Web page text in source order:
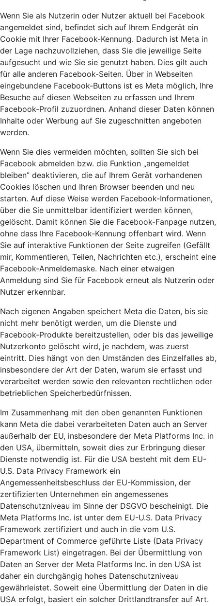
Wenn Sie als Nutzerin oder Nutzer aktuell bei Facebook
angemeldet sind, befindet sich auf Ihrem Endgerät ein
Cookie mit Ihrer Facebook-Kennung. Dadurch ist Meta in
der Lage nachzuvollziehen, dass Sie die jeweilige Seite
aufgesucht und wie Sie sie genutzt haben. Dies gilt auch
für alle anderen Facebook-Seiten. Über in Webseiten
eingebundene Facebook-Buttons ist es Meta möglich, Ihre
Besuche auf diesen Webseiten zu erfassen und Ihrem
Facebook-Profil zuzuordnen. Anhand dieser Daten können
Inhalte oder Werbung auf Sie zugeschnitten angeboten
werden.
Wenn Sie dies vermeiden möchten, sollten Sie sich bei
Facebook abmelden bzw. die Funktion „angemeldet
bleiben” deaktivieren, die auf Ihrem Gerät vorhandenen
Cookies löschen und Ihren Browser beenden und neu
starten. Auf diese Weise werden Facebook-Informationen,
über die Sie unmittelbar identifiziert werden können,
gelöscht. Damit können Sie die Facebook-Fanpage nutzen,
ohne dass Ihre Facebook-Kennung offenbart wird. Wenn
Sie auf interaktive Funktionen der Seite zugreifen (Gefällt
mir, Kommentieren, Teilen, Nachrichten etc.), erscheint eine
Facebook-Anmeldemaske. Nach einer etwaigen
Anmeldung sind Sie für Facebook erneut als Nutzerin oder
Nutzer erkennbar.
Nach eigenen Angaben speichert Meta die Daten, bis sie
nicht mehr benötigt werden, um die Dienste und
Facebook-Produkte bereitzustellen, oder bis das jeweilige
Nutzerkonto gelöscht wird, je nachdem, was zuerst
eintritt. Dies hängt von den Umständen des Einzelfalles ab,
insbesondere der Art der Daten, warum sie erfasst und
verarbeitet werden sowie den relevanten rechtlichen oder
betrieblichen Speicherbedürfnissen.
Im Zusammenhang mit den oben genannten Funktionen
kann Meta die dabei verarbeiteten Daten auch an Server
außerhalb der EU, insbesondere der Meta Platforms Inc. in
den USA, übermitteln, soweit dies zur Erbringung dieser
Dienste notwendig ist. Für die USA besteht mit dem EU-
U.S. Data Privacy Framework ein
Angemessenheitsbeschluss der EU-Kommission, der
zertifizierten Unternehmen ein angemessenes
Datenschutzniveau im Sinne der DSGVO bescheinigt. Die
Meta Platforms Inc. ist unter dem EU-U.S. Data Privacy
Framework zertifiziert und auch in die vom U.S.
Department of Commerce geführte Liste (Data Privacy
Framework List) eingetragen. Bei der Übermittlung von
Daten an Server der Meta Platforms Inc. in den USA ist
daher ein durchgängig hohes Datenschutzniveau
gewährleistet. Soweit eine Übermittlung der Daten in die
USA erfolgt, basiert ein solcher Drittlandtransfer auf Art.